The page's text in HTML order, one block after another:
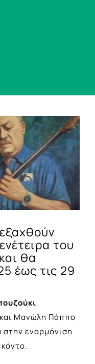
του
θα
έως τις 29
Μανώλη Πάππο
εναρμόνιση